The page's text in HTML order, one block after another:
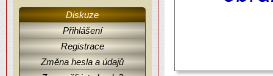
Diskuze
Přihlášení
Registrace
Změna hesla a údajů